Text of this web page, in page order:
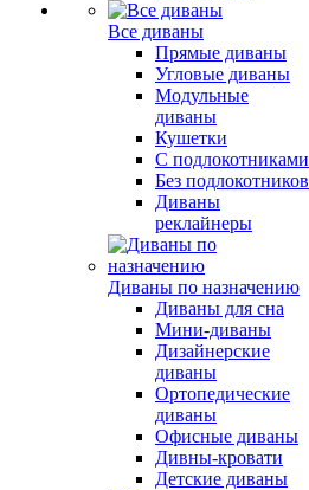
Все диваны
Прямые диваны
Угловые диваны
Модульные
диваны
Кушетки
С подлокотниками
Без подлокотников
Диваны
реклайнеры
Диваны по назначению
Диваны для сна
Мини-диваны
Дизайнерские
диваны
Ортопедические
диваны
Офисные диваны
Дивны-кровати
Детские диваны